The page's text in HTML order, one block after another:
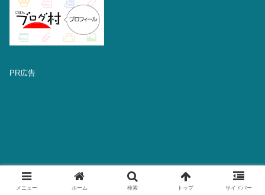
PR広告
メニュー ホーム 検索 トップ サイドバー